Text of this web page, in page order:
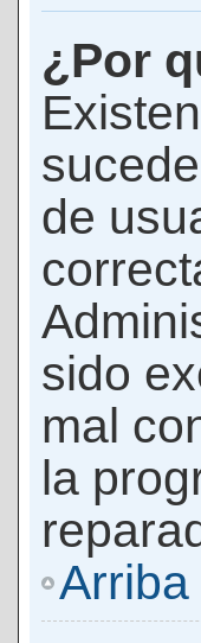
¿Por
de
sido
mal
la
Arriba